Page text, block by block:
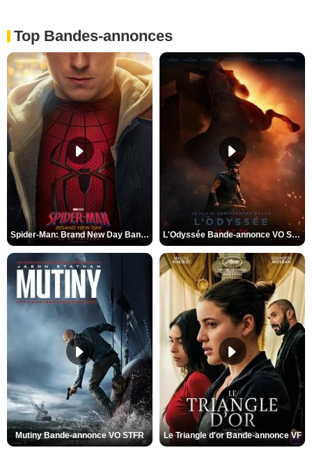
Top Bandes-annonces
Spider-Man: Brand New Day Bande-annonce VO STFR L'Odyssée Bande-annonce VO STFR
Mutiny Bande-annonce VO STFR Le Triangle d'or Bande-annonce VF